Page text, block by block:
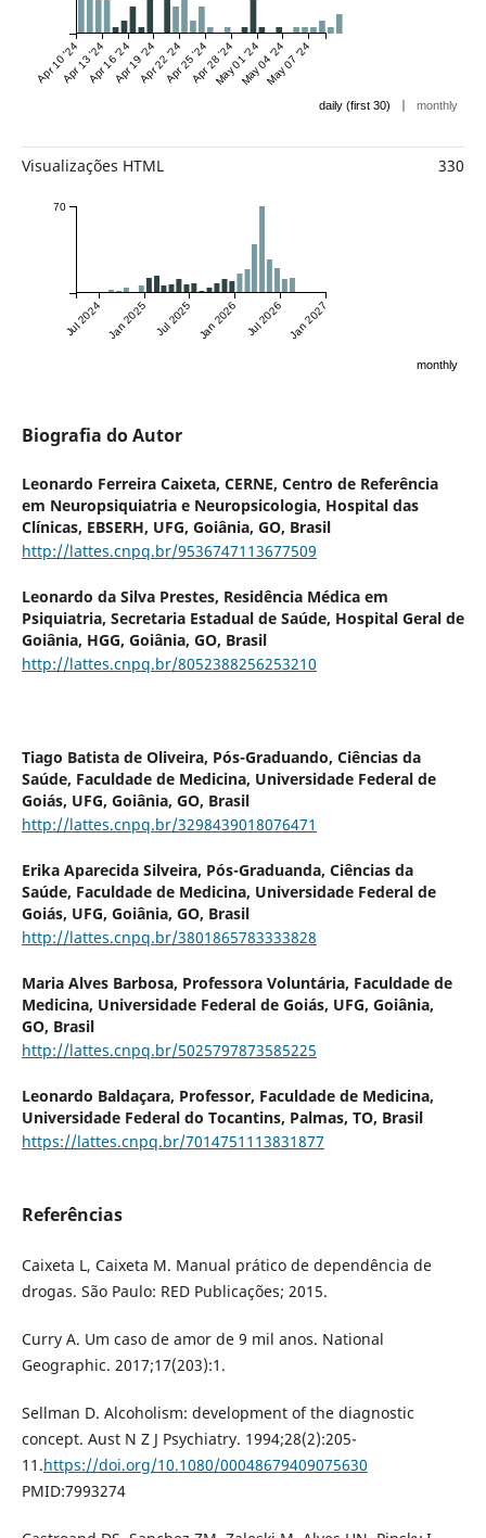
Apr 10 '24Apr 13 '24Apr 16 '24Apr 19 '24Apr 22 '24Apr 25 '24Apr 28 '24May 01 '24May 04 '24May 07 '24
daily (first 30) | monthly
Visualizações HTML 330
Jul 2024 Jan 2025 Jul 2025 Jan 2026 Jul 2026 Jan 2027
70
monthly
Biografia do Autor
Leonardo Ferreira Caixeta, CERNE, Centro de Referência
em Neuropsiquiatria e Neuropsicologia, Hospital das
Clínicas, EBSERH, UFG, Goiânia, GO, Brasil
http://lattes.cnpq.br/9536747113677509
Leonardo da Silva Prestes, Residência Médica em
Psiquiatria, Secretaria Estadual de Saúde, Hospital Geral de
Goiânia, HGG, Goiânia, GO, Brasil
http://lattes.cnpq.br/8052388256253210
Tiago Batista de Oliveira, Pós-Graduando, Ciências da
Saúde, Faculdade de Medicina, Universidade Federal de
Goiás, UFG, Goiânia, GO, Brasil
http://lattes.cnpq.br/3298439018076471
Erika Aparecida Silveira, Pós-Graduanda, Ciências da
Saúde, Faculdade de Medicina, Universidade Federal de
Goiás, UFG, Goiânia, GO, Brasil
http://lattes.cnpq.br/3801865783333828
Maria Alves Barbosa, Professora Voluntária, Faculdade de
Medicina, Universidade Federal de Goiás, UFG, Goiânia,
GO, Brasil
http://lattes.cnpq.br/5025797873585225
Leonardo Baldaçara, Professor, Faculdade de Medicina,
Universidade Federal do Tocantins, Palmas, TO, Brasil
https://lattes.cnpq.br/7014751113831877
Referências
Caixeta L, Caixeta M. Manual prático de dependência de
drogas. São Paulo: RED Publicações; 2015.
Curry A. Um caso de amor de 9 mil anos. National
Geographic. 2017;17(203):1.
Sellman D. Alcoholism: development of the diagnostic
concept. Aust N Z J Psychiatry. 1994;28(2):205-
11.https://doi.org/10.1080/00048679409075630
PMID:7993274